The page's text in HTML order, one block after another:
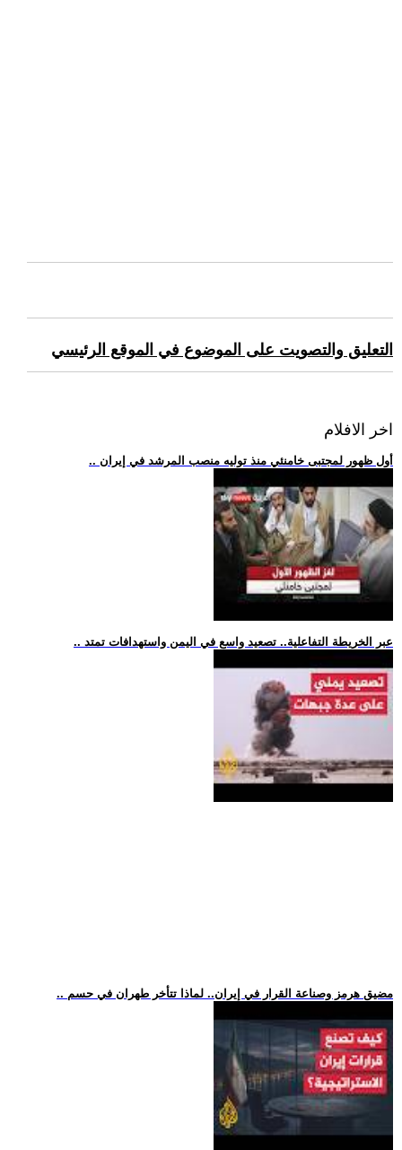
التعليق والتصويت على الموضوع في الموقع الرئيسي
اخر الافلام
.. أول ظهور لمجتبى خامنئي منذ توليه منصب المرشد في إيران
.. عبر الخريطة التفاعلية.. تصعيد واسع في اليمن واستهدافات تمتد
.. مضيق هرمز وصناعة القرار في إيران.. لماذا تتأخر طهران في حسم